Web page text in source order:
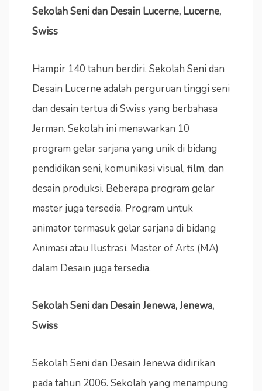
Sekolah Seni dan Desain Lucerne, Lucerne,
Swiss
Hampir 140 tahun berdiri, Sekolah Seni dan
Desain Lucerne adalah perguruan tinggi seni
dan desain tertua di Swiss yang berbahasa
Jerman. Sekolah ini menawarkan 10
program gelar sarjana yang unik di bidang
pendidikan seni, komunikasi visual, film, dan
desain produksi. Beberapa program gelar
master juga tersedia. Program untuk
animator termasuk gelar sarjana di bidang
Animasi atau Ilustrasi. Master of Arts (MA)
dalam Desain juga tersedia.
Sekolah Seni dan Desain Jenewa, Jenewa,
Swiss
Sekolah Seni dan Desain Jenewa didirikan
pada tahun 2006. Sekolah yang menampung